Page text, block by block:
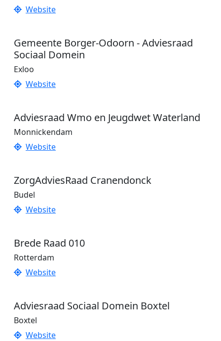
Website
Gemeente Borger-Odoorn - Adviesraad
Sociaal Domein
Exloo
Website
Adviesraad Wmo en Jeugdwet Waterland
Monnickendam
Website
ZorgAdviesRaad Cranendonck
Budel
Website
Brede Raad 010
Rotterdam
Website
Adviesraad Sociaal Domein Boxtel
Boxtel
Website